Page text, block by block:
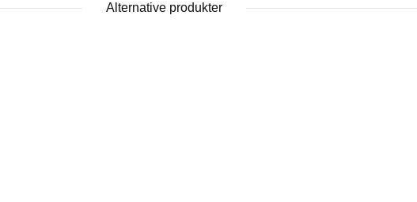
Alternative produkter